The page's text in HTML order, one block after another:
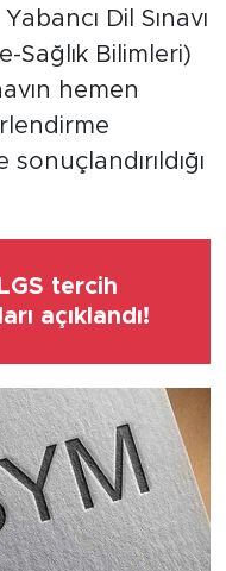
Dil Sınavı
Sağlık Bilimleri)
hemen
tercih
açıklandı!